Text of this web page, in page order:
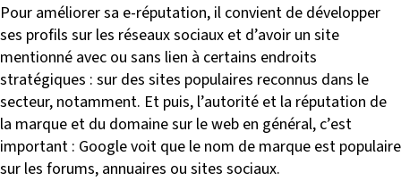
Pour améliorer sa e-réputation, il convient de développer
ses profils sur les réseaux sociaux et d’avoir un site
mentionné avec ou sans lien à certains endroits
stratégiques : sur des sites populaires reconnus dans le
secteur, notamment. Et puis, l’autorité et la réputation de
la marque et du domaine sur le web en général, c’est
important : Google voit que le nom de marque est populaire
sur les forums, annuaires ou sites sociaux.